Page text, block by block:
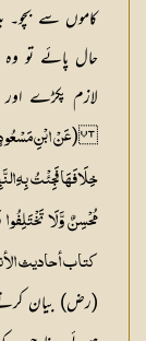
کاموں سے بچو۔
حال پائے تو
لازم پکڑے
(عَنْ ابْنِ
خِلَافَہَا فَجِئْتُ بِہِ
مُحْسِنٌ وَّلَا
کتاب أحادیث
(رض) بیان